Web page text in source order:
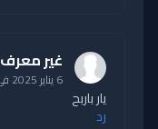
غير معرف
6 يناير 2025 في 10:29 م
يار باربح
رد